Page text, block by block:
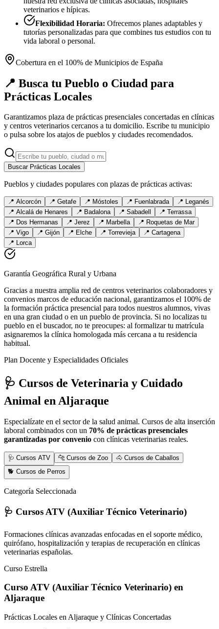
veterinarios e hípicas.
Flexibilidad Horaria: Ofrecemos planes adaptables y
tutorías personalizadas para que combines tus estudios con tu
vida laboral o personal.
Cobertura en el 100% de Municipios de España
📍 Busca tu Pueblo o Ciudad para
Prácticas Locales
Garantizamos plaza de prácticas presenciales concertadas en clínicas
y centros veterinarios cercanos a tu domicilio. Escribe tu municipio
o pulsa sobre los atajos de pueblos y ciudades recomendados.
Buscar Prácticas Locales
Pueblos y ciudades populares con plazas de prácticas activas:
📍 Alcorcón 📍 Getafe 📍 Móstoles 📍 Fuenlabrada 📍 Leganés
📍 Alcalá de Henares 📍 Badalona 📍 Sabadell 📍 Terrassa
📍 Dos Hermanas 📍 Jerez 📍 Marbella 📍 Roquetas de Mar
📍 Vigo 📍 Gijón 📍 Elche 📍 Torrevieja 📍 Cartagena
📍 Lorca
Garantía Geográfica Rural y Urbana
Gracias a nuestra amplia red de centros veterinarios colaboradores y
convenios marcos de educación nacional, garantizamos el 100% de
la formación práctica presencial para todos nuestros alumnos, vivas
en una gran ciudad o en un pueblo de provincia. Si no localizas tu
pueblo en el buscador, no te preocupes: al formalizar tu matrícula
asignaremos la clínica homologada más cercana a tu residencia
habitual.
Plan Docente y Especialidades Oficiales
🩺 Cursos de Veterinaria y Cuidado
Animal en Aljaraque
Especialízate en el sector de la salud animal. Cursos de alta inserción
laboral combinados con un 70% de prácticas presenciales
garantizadas por convenio con clínicas veterinarias reales.
🩺 Cursos ATV 🐆 Cursos de Zoo
🐴 Cursos de Caballos
🐕 Cursos de Perros
Categoría Seleccionada
🩺 Cursos ATV (Auxiliar Técnico Veterinario)
Formaciones clínicas avanzadas enfocadas en el soporte médico,
quirófano, hospitalización y terapias de recuperación en clínicas
veterinarias españolas.
Curso Estrella
Curso ATV (Auxiliar Técnico Veterinario) en
Aljaraque
Prácticas Locales en Aljaraque y Clínicas Concertadas